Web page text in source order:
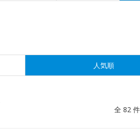
人気順
全 82